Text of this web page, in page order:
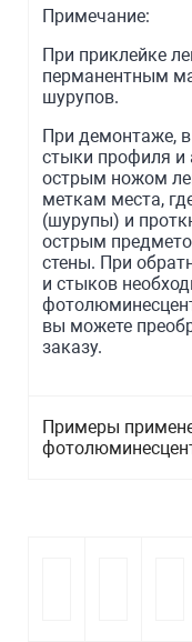
Примечание:
При приклейке
перманентным
шурупов.
При демонтаже,
стыки профиля и
острым ножом
меткам места,
(шурупы) и
острым
стены. При
и стыков
вы можете
заказу.
Примеры